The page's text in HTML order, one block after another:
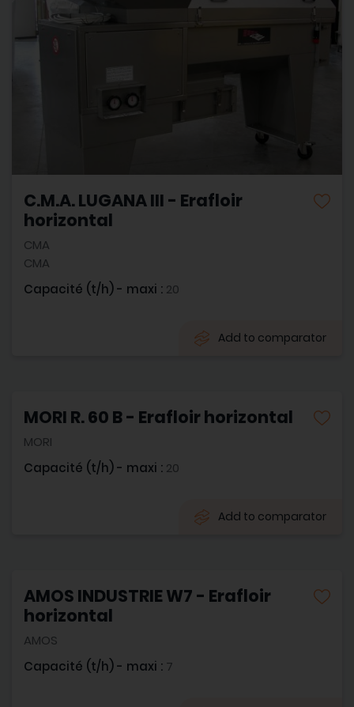
C.M.A. LUGANA III - Erafloir
horizontal
CMA
CMA
Capacité (t/h) - maxi : 20
Add to comparator
MORI R. 60 B - Erafloir horizontal
MORI
Capacité (t/h) - maxi : 20
Add to comparator
AMOS INDUSTRIE W7 - Erafloir
horizontal
AMOS
Capacité (t/h) - maxi : 7